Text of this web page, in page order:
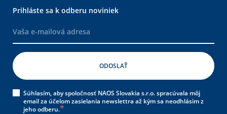
Prihláste sa k odberu noviniek
Súhlasím, aby spoločnosť NAOS Slovakia s.r.o. spracúvala môj
email za účelom zasielania newslettra až kým sa neodhlásim z
jeho odberu.